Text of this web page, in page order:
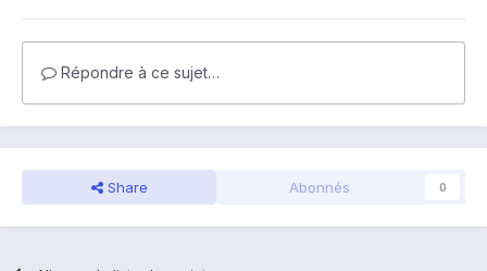
Répondre à ce sujet…
Share Abonnés 0